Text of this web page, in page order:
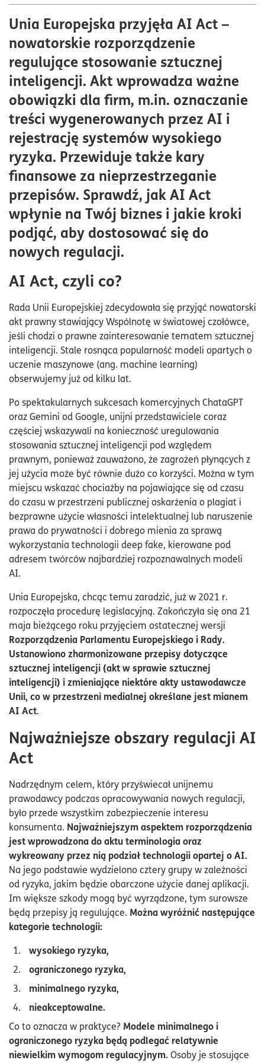
Najważniejsze obszary regulacji AI Act
Organy monitorujące AI Act
Perspektywa przedsiębiorcy
Wejście w życie aktu
Unia Europejska przyjęła AI Act –
nowatorskie rozporządzenie
regulujące stosowanie sztucznej
inteligencji. Akt wprowadza ważne
obowiązki dla firm, m.in. oznaczanie
treści wygenerowanych przez AI i
rejestrację systemów wysokiego
ryzyka. Przewiduje także kary
finansowe za nieprzestrzeganie
przepisów. Sprawdź, jak AI Act
wpłynie na Twój biznes i jakie kroki
podjąć, aby dostosować się do
nowych regulacji.
AI Act, czyli co?
Rada Unii Europejskiej zdecydowała się przyjąć nowatorski
akt prawny stawiający Wspólnotę w światowej czołówce,
jeśli chodzi o prawne zainteresowanie tematem sztucznej
inteligencji. Stale rosnąca popularność modeli opartych o
uczenie maszynowe (ang. machine learning)
obserwujemy już od kilku lat.
Po spektakularnych sukcesach komercyjnych ChataGPT
oraz Gemini od Google, unijni przedstawiciele coraz
częściej wskazywali na konieczność uregulowania
stosowania sztucznej inteligencji pod względem
prawnym, ponieważ zauważono, że zagrożeń płynących z
jej użycia może być równie dużo co korzyści. Można w tym
miejscu wskazać chociażby na pojawiające się od czasu
do czasu w przestrzeni publicznej oskarżenia o plagiat i
bezprawne użycie własności intelektualnej lub naruszenie
prawa do prywatności i dobrego mienia za sprawą
wykorzystania technologii deep fake, kierowane pod
adresem twórców najbardziej rozpoznawalnych modeli
AI.
Unia Europejska, chcąc temu zaradzić, już w 2021 r.
rozpoczęła procedurę legislacyjną. Zakończyła się ona 21
maja bieżącego roku przyjęciem ostatecznej wersji
Rozporządzenia Parlamentu Europejskiego i Rady.
Ustanowiono zharmonizowane przepisy dotyczące
sztucznej inteligencji (akt w sprawie sztucznej
inteligencji) i zmieniające niektóre akty ustawodawcze
Unii, co w przestrzeni medialnej określane jest mianem
AI Act.
Najważniejsze obszary regulacji AI
Act
Nadrzędnym celem, który przyświecał unijnemu
prawodawcy podczas opracowywania nowych regulacji,
było przede wszystkim zabezpieczenie interesu
konsumenta. Najważniejszym aspektem rozporządzenia
jest wprowadzona do aktu terminologia oraz
wykreowany przez nią podział technologii opartej o AI.
Na jego podstawie wydzielono cztery grupy w zależności
od ryzyka, jakim będzie obarczone użycie danej aplikacji.
Im większe szkody mogą być wyrządzone, tym surowsze
będą przepisy ją regulujące. Można wyróżnić następujące
kategorie technologii:
wysokiego ryzyka,
ograniczonego ryzyka,
minimalnego ryzyka,
nieakceptowalne.
Co to oznacza w praktyce? Modele minimalnego i
ograniczonego ryzyka będą podlegać relatywnie
niewielkim wymogom regulacyjnym.Osoby je stosujące